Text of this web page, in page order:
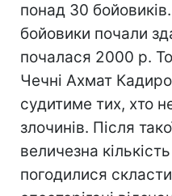
понад 30
бойовики почали
почалася 2000 р.
Чечні Ахмат
судитиме тих, хто
злочинів. Після
величезна
погодилися